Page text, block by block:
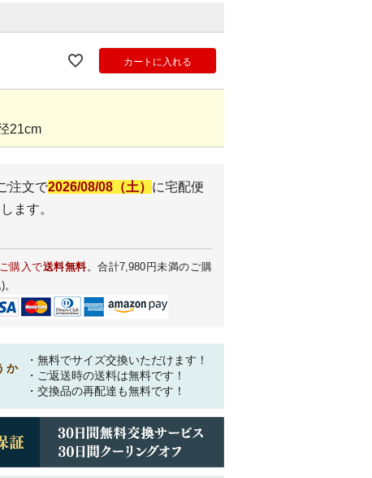
カートに入れる
21cm
注文で2026/08/08（土） に宅配便
ます。
購入で送料無料。合計7,980円未満のご購
か
・無料でサイズ交換いただけます！
・ご返送時の送料は無料です！
・交換品の再配達も無料です！